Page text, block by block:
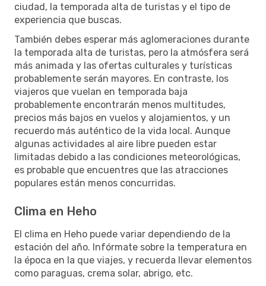
ciudad, la temporada alta de turistas y el tipo de
experiencia que buscas.
También debes esperar más aglomeraciones durante
la temporada alta de turistas, pero la atmósfera será
más animada y las ofertas culturales y turísticas
probablemente serán mayores. En contraste, los
viajeros que vuelan en temporada baja
probablemente encontrarán menos multitudes,
precios más bajos en vuelos y alojamientos, y un
recuerdo más auténtico de la vida local. Aunque
algunas actividades al aire libre pueden estar
limitadas debido a las condiciones meteorológicas,
es probable que encuentres que las atracciones
populares están menos concurridas.
Clima en Heho
El clima en Heho puede variar dependiendo de la
estación del año. Infórmate sobre la temperatura en
la época en la que viajes, y recuerda llevar elementos
como paraguas, crema solar, abrigo, etc.